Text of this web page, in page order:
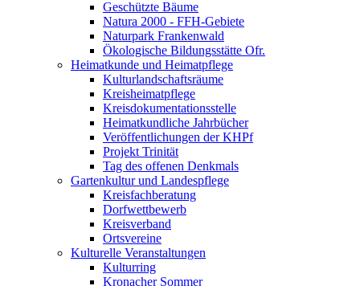
Geschützte Bäume
Natura 2000 - FFH-Gebiete
Naturpark Frankenwald
Ökologische Bildungsstätte Ofr.
Heimatkunde und Heimatpflege
Kulturlandschaftsräume
Kreisheimatpflege
Kreisdokumentationsstelle
Heimatkundliche Jahrbücher
Veröffentlichungen der KHPf
Projekt Trinität
Tag des offenen Denkmals
Gartenkultur und Landespflege
Kreisfachberatung
Dorfwettbewerb
Kreisverband
Ortsvereine
Kulturelle Veranstaltungen
Kulturring
Kronacher Sommer